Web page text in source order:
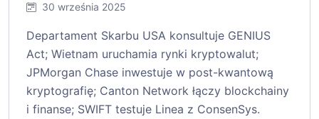
30 września 2025
Departament Skarbu USA konsultuje GENIUS
Act; Wietnam uruchamia rynki kryptowalut;
JPMorgan Chase inwestuje w post-kwantową
kryptografię; Canton Network łączy blockchainy
i finanse; SWIFT testuje Linea z ConsenSys.